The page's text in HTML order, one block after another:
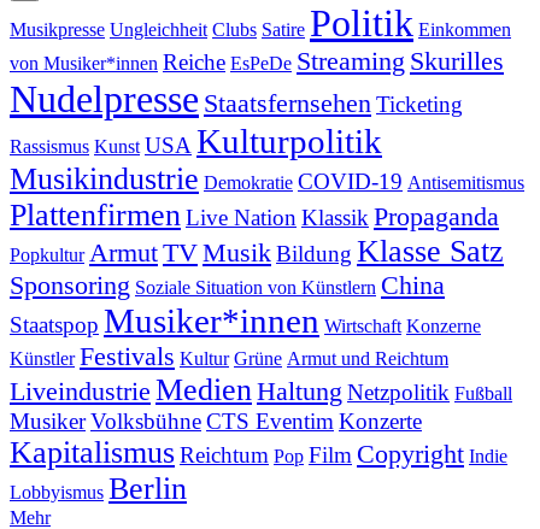
Musikpresse Ungleichheit Clubs Satire Politik Einkommen
von Musiker*innen Reiche EsPeDe Streaming Skurilles
Nudelpresse StaatsfernsehenTicketing
Rassismus Kunst USA Kulturpolitik
Musikindustrie Demokratie COVID-19 Antisemitismus
PlattenfirmenLive Nation Klassik Propaganda
Popkultur ArmutTVMusikBildung Klasse Satz
Sponsoring Soziale Situation von Künstlern China
Staatspop Musiker*innen Wirtschaft Konzerne
Künstler Festivals Kultur Grüne Armut und Reichtum
Liveindustrie MedienHaltung Netzpolitik Fußball
MusikerVolksbühneCTS Eventim Konzerte
KapitalismusReichtum Pop Film Copyright Indie
Lobbyismus Berlin
Mehr